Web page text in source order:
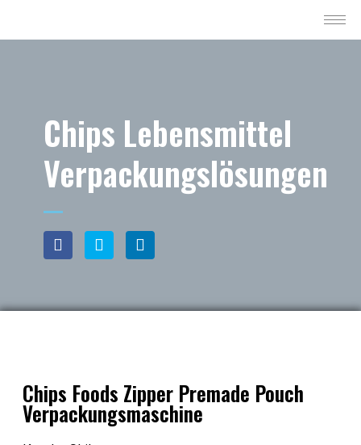
Chips Lebensmittel
Verpackungslösungen
Chips Foods Zipper Premade Pouch
Verpackungsmaschine